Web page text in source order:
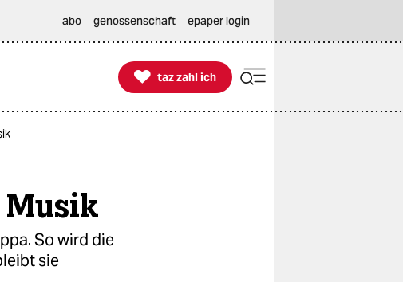
abo genossenschaft epaper login

taz zahl ich
taz zahl ich
So wird die
sie